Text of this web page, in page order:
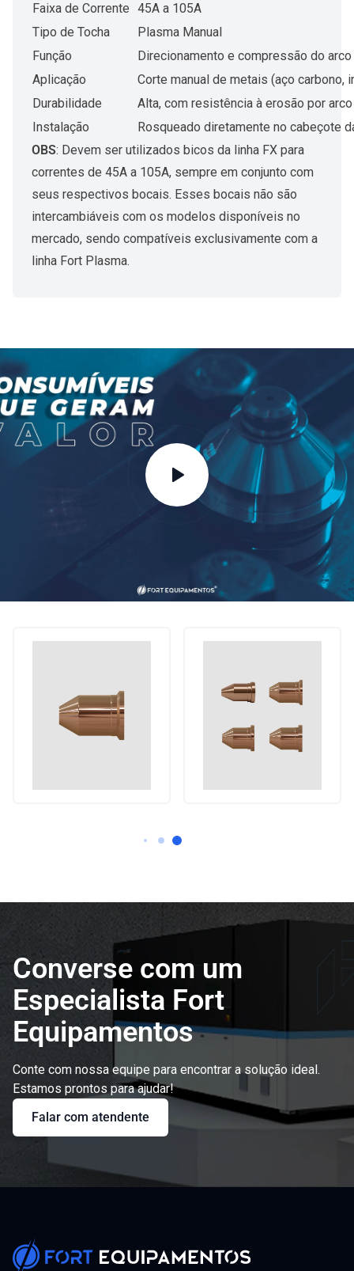
Faixa de Corrente 45A a 105A
Tipo de Tocha
Plasma Manual
Função
Direcionamento e compressão do
Aplicação
Corte manual de metais (aço carbono,
Durabilidade
Alta, com resistência à erosão por
Instalação
Rosqueado diretamente no cabeçote
OBS: Devem ser utilizados bicos da linha FX para
correntes de 45A a 105A, sempre em conjunto com
seus respectivos bocais. Esses bocais não são
intercambiáveis com os modelos disponíveis no
mercado, sendo compatíveis exclusivamente com a
linha Fort Plasma.
Converse com um
Especialista Fort
Equipamentos
Conte com nossa equipe para encontrar a solução ideal.
Estamos prontos para ajudar!
Falar com atendente